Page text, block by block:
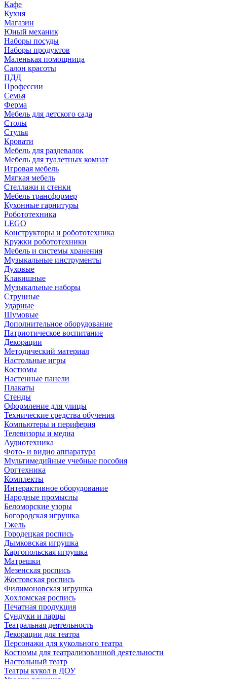
Кафе
Кухня
Магазин
Юный механик
Наборы посуды
Наборы продуктов
Маленькая помощница
Салон красоты
ПДД
Профессии
Семья
Ферма
Мебель для детского сада
Столы
Cтулья
Кровати
Мебель для раздевалок
Мебель для туалетных комнат
Игровая мебель
Мягкая мебель
Стеллажи и стенки
Мебель трансформер
Кухонные гарнитуры
Робототехника
LEGO
Конструкторы и робототехника
Кружки робототехники
Мебель и системы хранения
Музыкальные инструменты
Духовые
Клавишные
Музыкальные наборы
Струнные
Ударные
Шумовые
Дополнительное оборудование
Патриотическое воспитание
Декорации
Методический материал
Настольные игры
Костюмы
Настенные панели
Плакаты
Стенды
Оформление для улицы
Технические средства обучения
Компьютеры и периферия
Телевизоры и медиа
Аудиотехника
Фото- и видио аппаратура
Мультимедийные учебные пособия
Оргтехника
Комплекты
Интерактивное оборудование
Народные промыслы
Беломорские узоры
Богородская игрушка
Гжель
Городецкая роспись
Дымковская игрушка
Каргопольская игрушка
Матрешки
Мезенская роспись
Жостовская роспись
Филимоновская игрушка
Хохломская роспись
Печатная продукция
Сундуки и ларцы
Театральная деятельность
Декорации для театра
Персонажи для кукольного театра
Костюмы для театрализованной деятельности
Настольный театр
Театры кукол в ДОУ